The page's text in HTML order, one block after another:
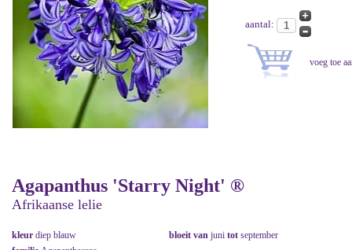
aantal:
Agapanthus 'Starry Night' ®
Afrikaanse lelie
kleur diep blauw bloeit van juni tot september